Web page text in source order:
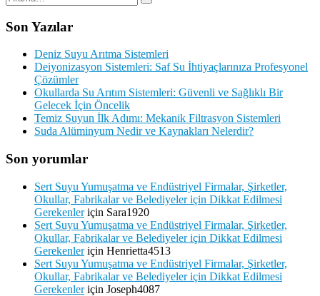
Son Yazılar
Deniz Suyu Arıtma Sistemleri
Deiyonizasyon Sistemleri: Saf Su İhtiyaçlarınıza Profesyonel
Çözümler
Okullarda Su Arıtım Sistemleri: Güvenli ve Sağlıklı Bir
Gelecek İçin Öncelik
Temiz Suyun İlk Adımı: Mekanik Filtrasyon Sistemleri
Suda Alüminyum Nedir ve Kaynakları Nelerdir?
Son yorumlar
Sert Suyu Yumuşatma ve Endüstriyel Firmalar, Şirketler,
Okullar, Fabrikalar ve Belediyeler için Dikkat Edilmesi
Gerekenleriçin Sara1920
Sert Suyu Yumuşatma ve Endüstriyel Firmalar, Şirketler,
Okullar, Fabrikalar ve Belediyeler için Dikkat Edilmesi
Gerekenleriçin Henrietta4513
Sert Suyu Yumuşatma ve Endüstriyel Firmalar, Şirketler,
Okullar, Fabrikalar ve Belediyeler için Dikkat Edilmesi
Gerekenleriçin Joseph4087